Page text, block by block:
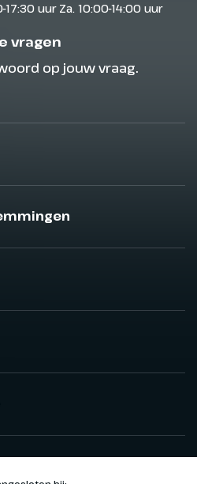
het programma
Sluiten
17:30 uur Za. 10:00-14:00 uur
vragen
op jouw vraag.